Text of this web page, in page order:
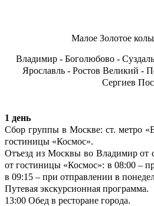
Малое Золотое
Владимир - Боголюбово -
Ярославль - Ростов Великий -
Сергиев
1 день
Сбор группы в Москве: ст. метро
гостиницы «Космос».
Отъезд из Москвы во Владимир от
от гостиницы «Космос»: в 08:00 –
в 09:15 – при отправлении в
Путевая экскурсионная программа.
13:00 Обед в ресторане города.